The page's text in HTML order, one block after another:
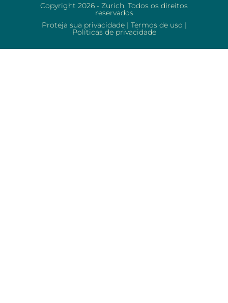
Copyright 2026 - Zurich. Todos os direitos
reservados
Proteja sua privacidade | Termos de uso |
Políticas de privacidade